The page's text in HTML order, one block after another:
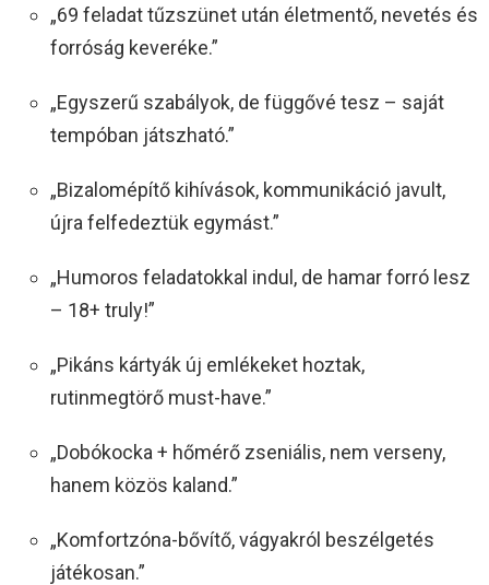
„69 feladat tűzszünet után életmentő, nevetés és
forróság keveréke.”
„Egyszerű szabályok, de függővé tesz – saját
tempóban játszható.”
„Bizalomépítő kihívások, kommunikáció javult,
újra felfedeztük egymást.”
„Humoros feladatokkal indul, de hamar forró lesz
– 18+ truly!”
„Pikáns kártyák új emlékeket hoztak,
rutinmegtörő must-have.”
„Dobókocka + hőmérő zseniális, nem verseny,
hanem közös kaland.”
„Komfortzóna-bővítő, vágyakról beszélgetés
játékosan.”